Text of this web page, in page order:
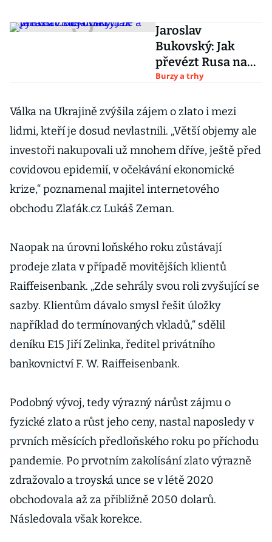
Jaroslav
Bukovský: Jak
převézt Rusa na
burze a vyrazit z
Burzy a trhy
Válka na Ukrajině zvýšila zájem o zlato i mezi
lidmi, kteří je dosud nevlastnili. „Větší objemy ale
investoři nakupovali už mnohem dříve, ještě před
covidovou epidemií, v očekávání ekonomické
krize,“ poznamenal majitel internetového
obchodu Zlaťák.cz Lukáš Zeman.
Naopak na úrovni loňského roku zůstávají
prodeje zlata v případě movitějších klientů
Raiffeisenbank. „Zde sehrály svou roli zvyšující se
sazby. Klientům dávalo smysl řešit úložky
například do termínovaných vkladů,“ sdělil
deníku E15 Jiří Zelinka, ředitel privátního
bankovnictví F. W. Raiffeisenbank.
Podobný vývoj, tedy výrazný nárůst zájmu o
fyzické zlato a růst jeho ceny, nastal naposledy v
prvních měsících předloňského roku po příchodu
pandemie. Po prvotním zakolísání zlato výrazně
zdražovalo a troyská unce se v létě 2020
obchodovala až za přibližně 2050 dolarů.
Následovala však korekce.